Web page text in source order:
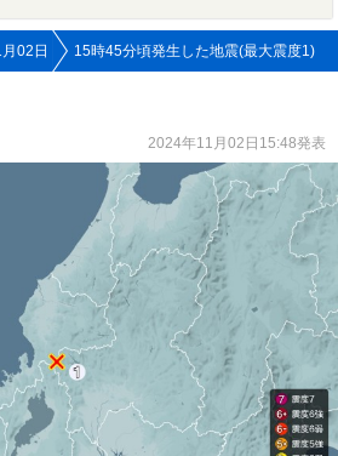
02日 15時45分頃発生した地震(最大震度1)
2024年11月02日15:48発表